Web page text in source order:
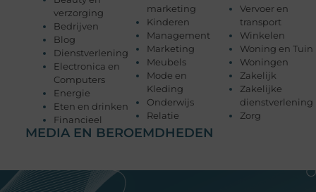
verzorging
Bedrijven
Blog
Dienstverlening
Electronica en
Computers
Energie
Eten en drinken
Financieel
marketing
Kinderen
Management
Marketing
Meubels
Mode en
Kleding
Onderwijs
Relatie
Vervoer en
transport
Winkelen
Woning en Tuin
Woningen
Zakelijk
Zakelijke
dienstverlening
Zorg
MEDIA EN BEROEMDHEDEN